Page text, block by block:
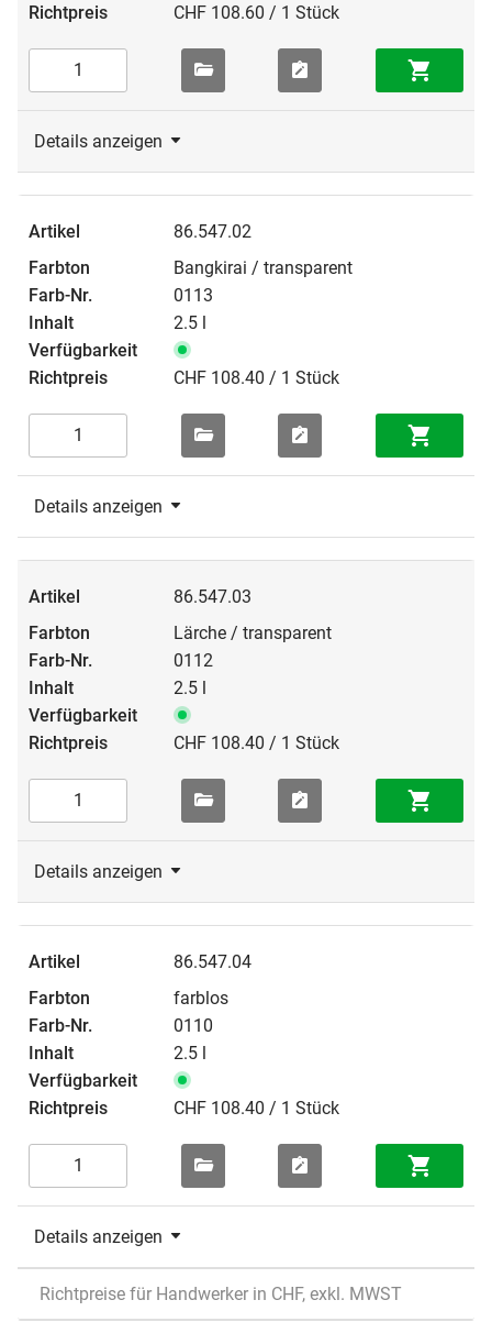
CHF 108.60 / 1 Stück
Details anzeigen
86.547.02
Bangkirai / transparent
0113
2.5 l
CHF 108.40 / 1 Stück
Details anzeigen
86.547.03
Lärche / transparent
0112
2.5 l
CHF 108.40 / 1 Stück
Details anzeigen
86.547.04
farblos
0110
2.5 l
CHF 108.40 / 1 Stück
Details anzeigen
Richtpreise für Handwerker in CHF, exkl. MWST